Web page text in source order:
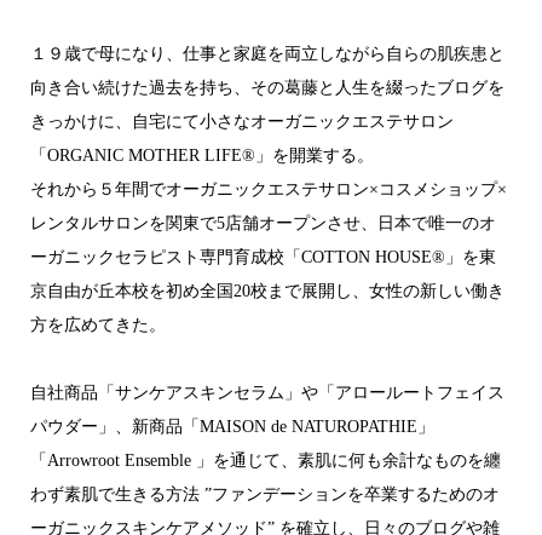
１９歳で母になり、仕事と家庭を両立しながら自らの肌疾患と
向き合い続けた過去を持ち、その葛藤と人生を綴ったブログを
きっかけに、自宅にて小さなオーガニックエステサロン
「ORGANIC MOTHER LIFE®︎」を開業する。
それから５年間でオーガニックエステサロン×コスメショップ×
レンタルサロンを関東で5店舗オープンさせ、日本で唯一のオ
ーガニックセラピスト専門育成校「COTTON HOUSE®︎」を東
京自由が丘本校を初め全国20校まで展開し、女性の新しい働き
方を広めてきた。
自社商品「サンケアスキンセラム」や「アロールートフェイス
パウダー」、新商品「MAISON de NATUROPATHIE」
「Arrowroot Ensemble 」を通じて、素肌に何も余計なものを纏
わず素肌で生きる方法 ”ファンデーションを卒業するためのオ
ーガニックスキンケアメソッド” を確立し、日々のブログや雑